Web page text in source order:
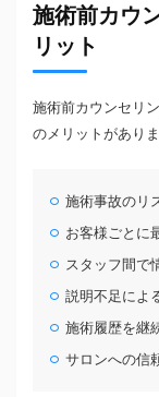
施術前カウ
リット
施術前カウンセリ
のメリットがありま
施術事故のリ
お客様ごとに
スタッフ間で
説明不足によ
施術履歴を継
サロンへの信